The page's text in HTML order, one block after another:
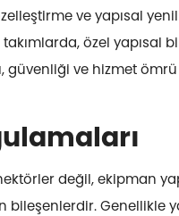
ve yapısal
özel yapısal
güvenliği ve hizmet
değil, ekipman
bileşenlerdir. Genellikle